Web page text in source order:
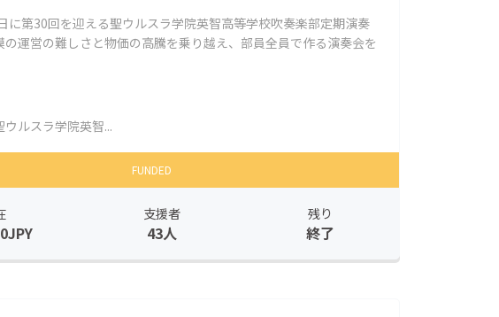
に第30回を迎える聖ウルスラ学院英智高等学校吹奏楽部定期演奏
の運営の難しさと物価の高騰を乗り越え、部員全員で作る演奏会を
ウルスラ学院英智...
FUNDED
支援者
43人
残り
終了